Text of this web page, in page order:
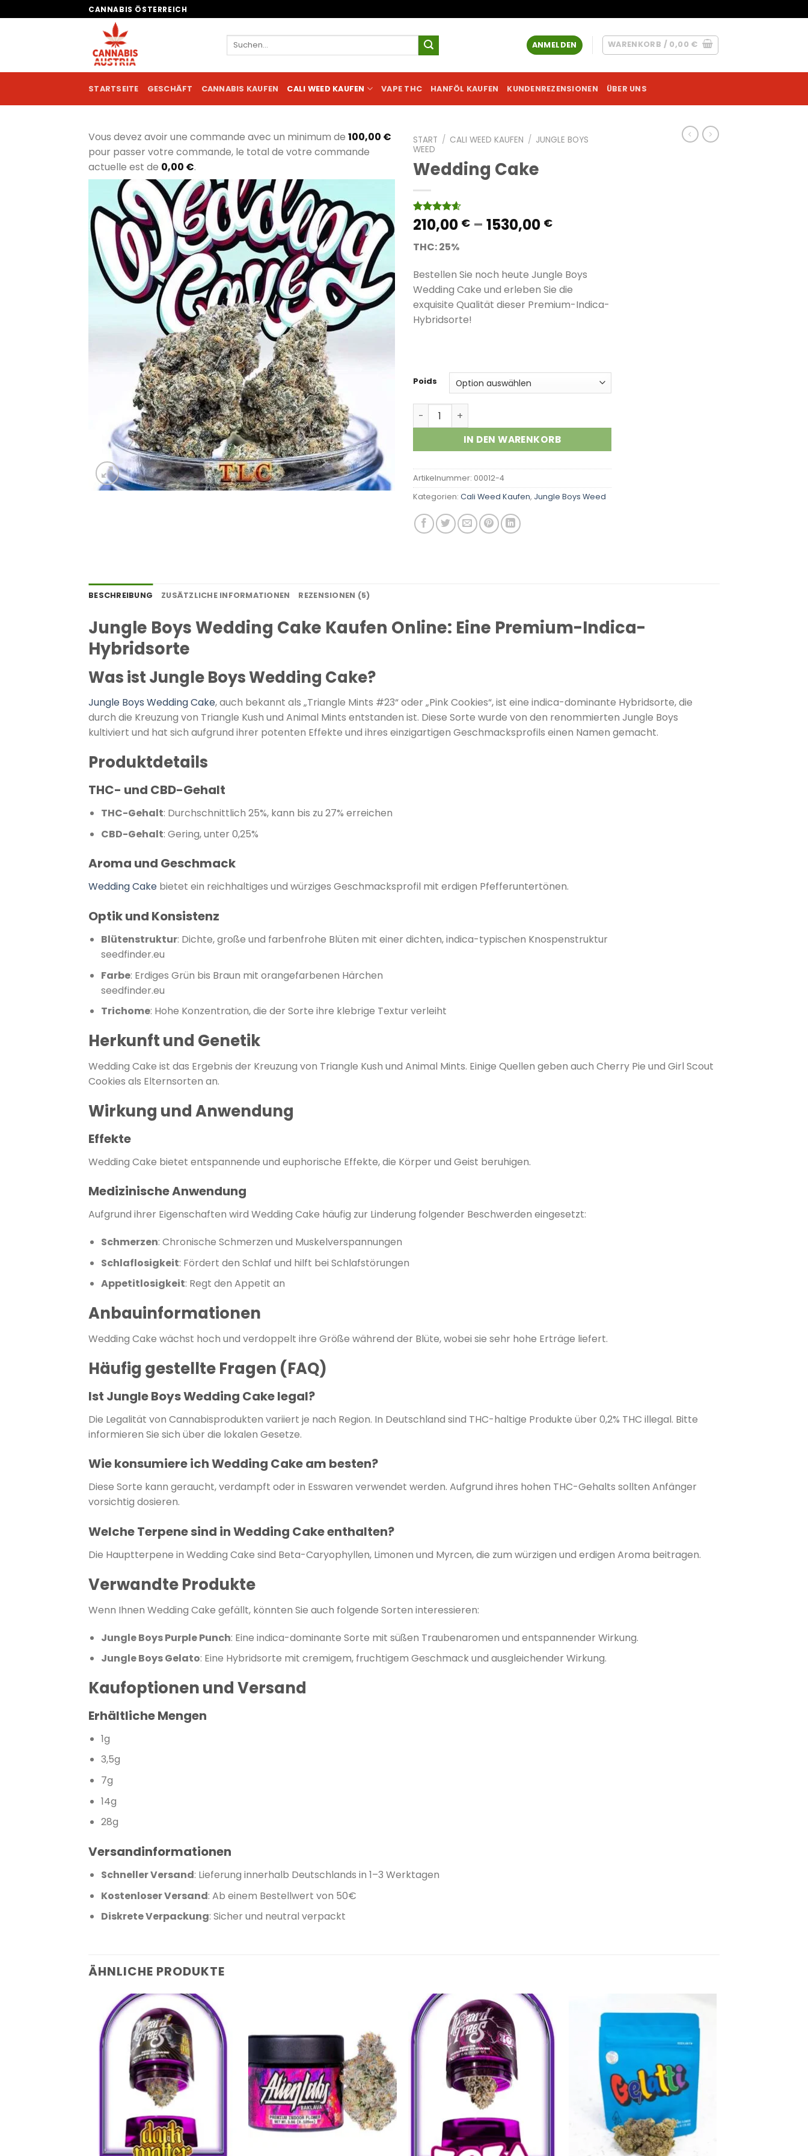
Inhalt
CANNABIS ÖSTERREICH
Suchen
ANMELDEN WARENKORB / 0,00 €
STARTSEITE GESCHÄFT CANNABIS KAUFEN CALI WEED KAUFEN VAPE THC HANFÖL KAUFEN KUNDENREZENSIONEN ÜBER UNS
Vous devez avoir une commande avec un minimum de 100,00 €
pour passer votre commande, le total de votre commande
actuelle est de 0,00 €.
START / CALI WEED KAUFEN / JUNGLE BOYS
WEED
Wedding Cake
Bewertet
mit4.60
basierend
5
210,00 € – 1530,00 €Preisspanne:
1530,00 €
THC: 25%
Bestellen Sie noch heute Jungle Boys
Wedding Cake und erleben Sie die
exquisite Qualität dieser Premium-Indica-
Hybridsorte!
Poids
Wedding Cake Menge
IN DEN WARENKORB
Artikelnummer: 00012-4
Kategorien: Cali Weed Kaufen, Jungle Boys Weed
BESCHREIBUNG ZUSÄTZLICHE INFORMATIONEN REZENSIONEN (5)
Jungle Boys Wedding Cake Kaufen Online: Eine Premium-Indica-
Hybridsorte
Was ist Jungle Boys Wedding Cake?
Jungle Boys Wedding Cake, auch bekannt als „Triangle Mints #23“ oder „Pink Cookies“, ist eine indica-dominante Hybridsorte, die
durch die Kreuzung von Triangle Kush und Animal Mints entstanden ist. Diese Sorte wurde von den renommierten Jungle Boys
kultiviert und hat sich aufgrund ihrer potenten Effekte und ihres einzigartigen Geschmacksprofils einen Namen gemacht.
Produktdetails
THC- und CBD-Gehalt
THC-Gehalt: Durchschnittlich 25%, kann bis zu 27% erreichen
CBD-Gehalt: Gering, unter 0,25%
Aroma und Geschmack
Wedding Cake bietet ein reichhaltiges und würziges Geschmacksprofil mit erdigen Pfefferuntertönen.
Optik und Konsistenz
Blütenstruktur: Dichte, große und farbenfrohe Blüten mit einer dichten, indica-typischen Knospenstruktur
seedfinder.eu
Farbe: Erdiges Grün bis Braun mit orangefarbenen Härchen
seedfinder.eu
Trichome: Hohe Konzentration, die der Sorte ihre klebrige Textur verleiht
Herkunft und Genetik
Wedding Cake ist das Ergebnis der Kreuzung von Triangle Kush und Animal Mints. Einige Quellen geben auch Cherry Pie und Girl Scout
Cookies als Elternsorten an.
Wirkung und Anwendung
Effekte
Wedding Cake bietet entspannende und euphorische Effekte, die Körper und Geist beruhigen.
Medizinische Anwendung
Aufgrund ihrer Eigenschaften wird Wedding Cake häufig zur Linderung folgender Beschwerden eingesetzt:
Schmerzen: Chronische Schmerzen und Muskelverspannungen
Schlaflosigkeit: Fördert den Schlaf und hilft bei Schlafstörungen
Appetitlosigkeit: Regt den Appetit an
Anbauinformationen
Wedding Cake wächst hoch und verdoppelt ihre Größe während der Blüte, wobei sie sehr hohe Erträge liefert.
Häufig gestellte Fragen (FAQ)
Ist Jungle Boys Wedding Cake legal?
Die Legalität von Cannabisprodukten variiert je nach Region. In Deutschland sind THC-haltige Produkte über 0,2% THC illegal. Bitte
informieren Sie sich über die lokalen Gesetze.
Wie konsumiere ich Wedding Cake am besten?
Diese Sorte kann geraucht, verdampft oder in Esswaren verwendet werden. Aufgrund ihres hohen THC-Gehalts sollten Anfänger
vorsichtig dosieren.
Welche Terpene sind in Wedding Cake enthalten?
Die Hauptterpene in Wedding Cake sind Beta-Caryophyllen, Limonen und Myrcen, die zum würzigen und erdigen Aroma beitragen.
Verwandte Produkte
Wenn Ihnen Wedding Cake gefällt, könnten Sie auch folgende Sorten interessieren:
Jungle Boys Purple Punch: Eine indica-dominante Sorte mit süßen Traubenaromen und entspannender Wirkung.
Jungle Boys Gelato: Eine Hybridsorte mit cremigem, fruchtigem Geschmack und ausgleichender Wirkung.
Kaufoptionen und Versand
Erhältliche Mengen
1g
3,5g
7g
14g
28g
Versandinformationen
Schneller Versand: Lieferung innerhalb Deutschlands in 1–3 Werktagen
Kostenloser Versand: Ab einem Bestellwert von 50€
Diskrete Verpackung: Sicher und neutral verpackt
ÄHNLICHE PRODUKTE